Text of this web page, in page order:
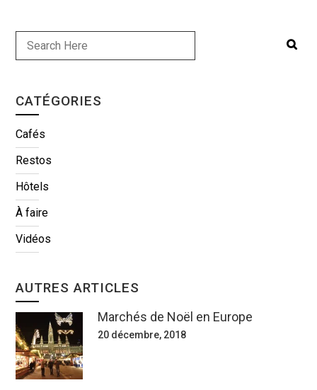
CATÉGORIES
Cafés
Restos
Hôtels
À faire
Vidéos
AUTRES ARTICLES
Marchés de Noël en Europe
20 décembre, 2018